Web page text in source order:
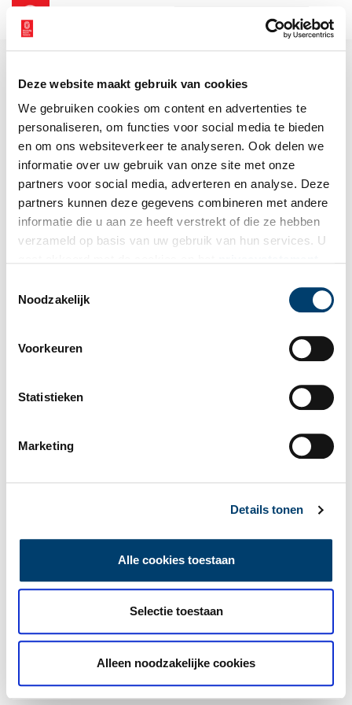
Deze website maakt gebruik van cookies
We gebruiken cookies om content en advertenties te
personaliseren, om functies voor social media te bieden
en om ons websiteverkeer te analyseren. Ook delen we
informatie over uw gebruik van onze site met onze
partners voor social media, adverteren en analyse. Deze
partners kunnen deze gegevens combineren met andere
informatie die u aan ze heeft verstrekt of die ze hebben
verzameld op basis van uw gebruik van hun services. U
Noodzakelijk
Voorkeuren
Statistieken
Marketing
Details tonen
Alle cookies toestaan
Selectie toestaan
Alleen noodzakelijke cookies